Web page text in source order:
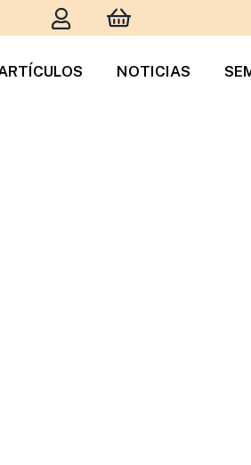
NOTICIAS